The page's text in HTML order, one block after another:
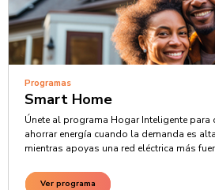
Programas
Smart Home
Únete al programa Hogar Inteligente
ahorrar energía cuando la demanda es
mientras apoyas una red eléctrica más
Ver programa